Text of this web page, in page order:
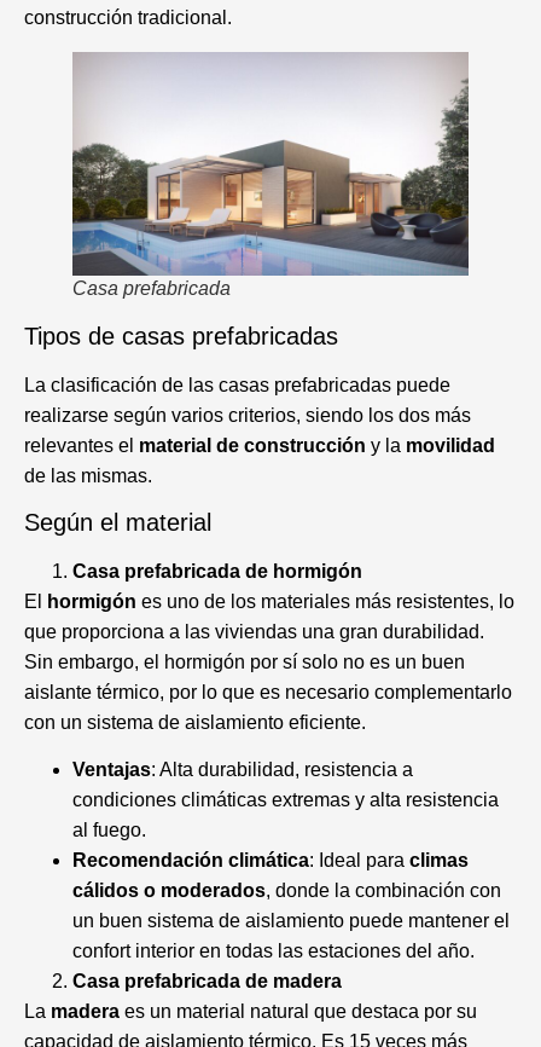
construcción tradicional.
Casa prefabricada
Tipos de casas prefabricadas
La clasificación de las casas prefabricadas puede
realizarse según varios criterios, siendo los dos más
relevantes el material de construcción y la movilidad
de las mismas.
Según el material
Casa prefabricada de hormigón
El
hormigón es uno de los materiales más resistentes, lo
que proporciona a las viviendas una gran durabilidad.
Sin embargo, el hormigón por sí solo no es un buen
aislante térmico, por lo que es necesario complementarlo
con un sistema de aislamiento eficiente.
Ventajas: Alta durabilidad, resistencia a
condiciones climáticas extremas y alta resistencia
al fuego.
Recomendación climática: Ideal para climas
cálidos o moderados, donde la combinación con
un buen sistema de aislamiento puede mantener el
confort interior en todas las estaciones del año.
Casa prefabricada de madera
La madera es un material natural que destaca por su
capacidad de aislamiento térmico. Es 15 veces más